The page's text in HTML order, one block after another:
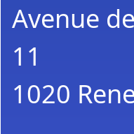
Avenue
11
1020